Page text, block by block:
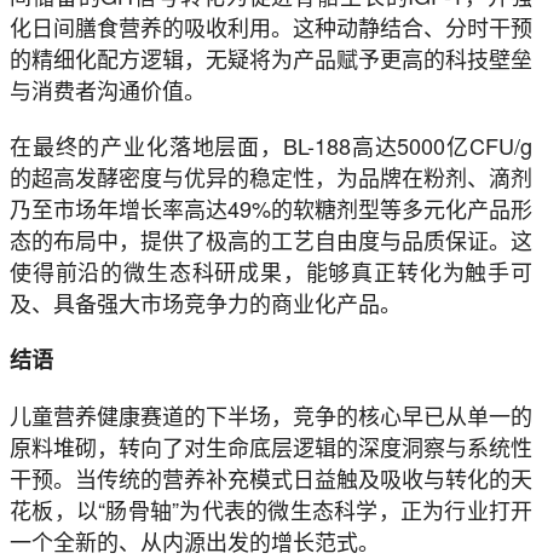
化日间膳食营养的吸收利用。这种动静结合、分时干预
的精细化配方逻辑，无疑将为产品赋予更高的科技壁垒
与消费者沟通价值。
在最终的产业化落地层面，BL-188高达5000亿CFU/g
的超高发酵密度与优异的稳定性，为品牌在粉剂、滴剂
乃至市场年增长率高达49%的软糖剂型等多元化产品形
态的布局中，提供了极高的工艺自由度与品质保证。这
使得前沿的微生态科研成果，能够真正转化为触手可
及、具备强大市场竞争力的商业化产品。
结语
儿童营养健康赛道的下半场，竞争的核心早已从单一的
原料堆砌，转向了对生命底层逻辑的深度洞察与系统性
干预。当传统的营养补充模式日益触及吸收与转化的天
花板，以“肠骨轴”为代表的微生态科学，正为行业打开
一个全新的、从内源出发的增长范式。